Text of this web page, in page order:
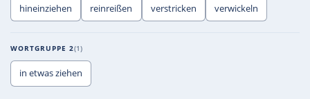
hineinziehen reinreißen verstricken verwickeln
WORTGRUPPE 2 1
in etwas ziehen